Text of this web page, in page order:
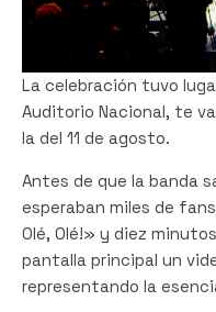
La celebración tuvo
Auditorio Nacional, te
la del 11 de agosto.
Antes de que la banda
esperaban miles de
Olé, Olé!» y diez
pantalla principal un
representando la